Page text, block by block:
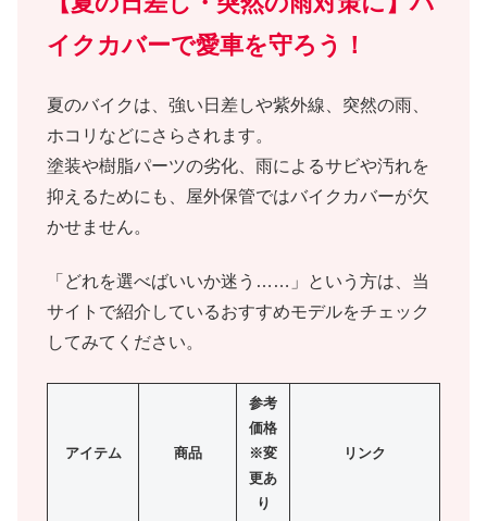
イクカバーで愛車を守ろう！
夏のバイクは、強い日差しや紫外線、突然の雨、
ホコリなどにさらされます。
塗装や樹脂パーツの劣化、雨によるサビや汚れを
抑えるためにも、屋外保管ではバイクカバーが欠
かせません。
「どれを選べばいいか迷う……」という方は、当
サイトで紹介しているおすすめモデルをチェック
してみてください。
アイテム 商品
参考
価格
※変
更あ
り
リンク